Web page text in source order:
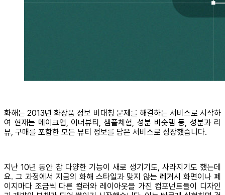
화해는 2013년 화장품 정보 비대칭 문제를 해결하는 서비스로 시작하
여 현재는 메이크업, 이너뷰티, 샘플체험, 성분 비슷템 등, 성분과 리
뷰, 구매를 포함한 모든 뷰티 정보를 담은 서비스로 성장했습니다.
지난 10년 동안 참 다양한 기능이 새로 생기기도, 사라지기도 했는데
요. 그 과정에서 지금의 화해 스타일과 맞지 않는 레거시 화면이나 페
이지마다 조금씩 다른 컬러와 레이아웃을 가진 컴포넌트들이 디자인